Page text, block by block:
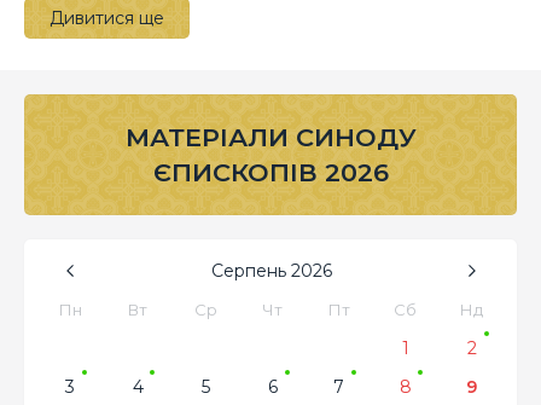
Дивитися ще
МАТЕРІАЛИ СИНОДУ
ЄПИСКОПІВ 2026
Серпень 2026
Пн Вт Ср Чт Пт Сб Нд
1
2
3
4 5 6 7 8
9